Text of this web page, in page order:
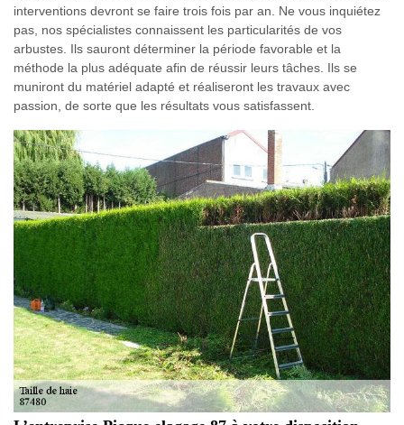
interventions devront se faire trois fois par an. Ne vous inquiétez
pas, nos spécialistes connaissent les particularités de vos
arbustes. Ils sauront déterminer la période favorable et la
méthode la plus adéquate afin de réussir leurs tâches. Ils se
muniront du matériel adapté et réaliseront les travaux avec
passion, de sorte que les résultats vous satisfassent.